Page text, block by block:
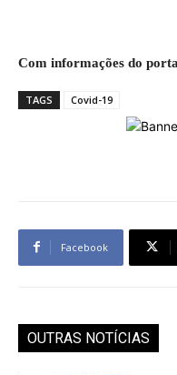
Com informações do
TAGS Covid-19
Facebook
OUTRAS NOTÍCIAS